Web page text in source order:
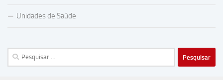
Unidades de Saúde
Pesquisar
por: